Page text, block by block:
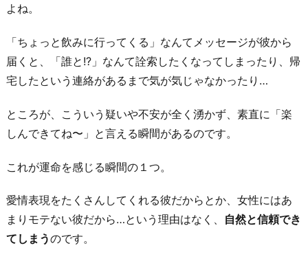
よね。
「ちょっと飲みに行ってくる」なんてメッセージが彼から
届くと、「誰と!?」なんて詮索したくなってしまったり、帰
宅したという連絡があるまで気が気じゃなかったり…
ところが、こういう疑いや不安が全く湧かず、素直に「楽
しんできてね〜」と言える瞬間があるのです。
これが運命を感じる瞬間の１つ。
愛情表現をたくさんしてくれる彼だからとか、女性にはあ
まりモテない彼だから…という理由はなく、 自然と信頼でき
てしまうのです。